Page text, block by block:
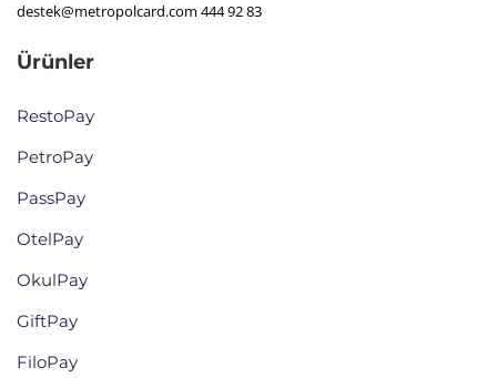
destek@metropolcard.com 444 92 83
Ürünler
RestoPay
PetroPay
PassPay
OtelPay
OkulPay
GiftPay
FiloPay